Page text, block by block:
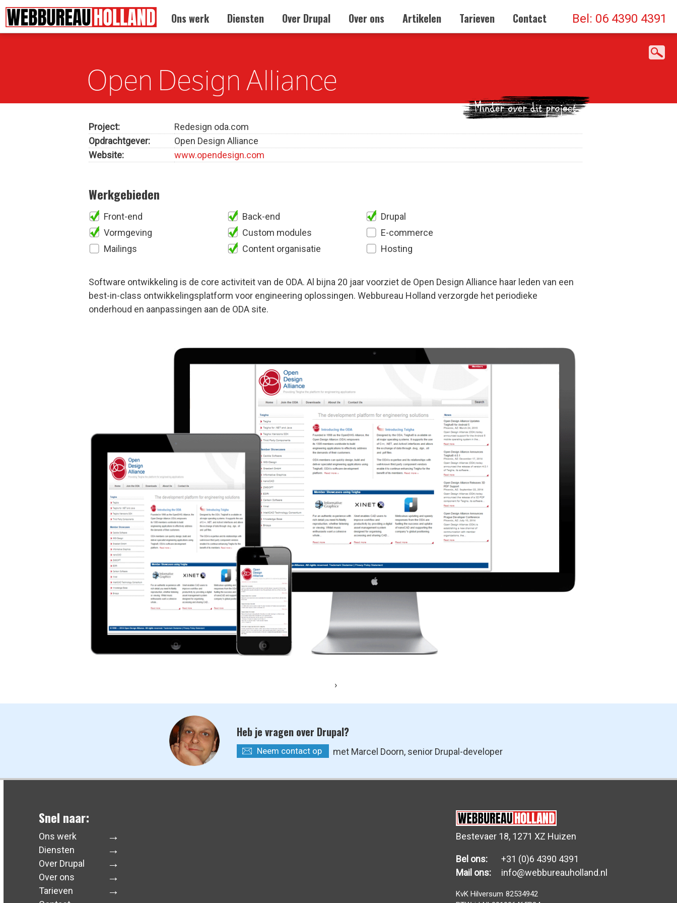
Open Design Alliance
Terug naar: Drupal portfolio Ons werk Diensten Over Drupal Over ons Artikelen Tarieven Contact Bel: 06 4390 4391
Project:
Redesign oda.com
Opdrachtgever:
Open Design Alliance
Website:
www.opendesign.com
Werkgebieden
Front-end Back-end
Drupal
Vormgeving
Custom modules
E-commerce
Mailings
Content organisatie Hosting
Software ontwikkeling is de core activiteit van de ODA. Al bijna 20 jaar voorziet de Open Design Alliance haar leden van een
best-in-class ontwikkelingsplatform voor engineering oplossingen. Webbureau Holland verzorgde het periodieke
onderhoud en aanpassingen aan de ODA site.
›
Heb je vragen over Drupal?
Neem contact op met Marcel Doorn, senior Drupal-developer
Snel naar:
Ons werk
Diensten
Over Drupal
Over ons
Tarieven
Bestevaer 18, 1271 XZ Huizen
Bel ons:
+31 (0)6 4390 4391
Mail ons:
info@webbureauholland.nl
KvK Hilversum 82534942